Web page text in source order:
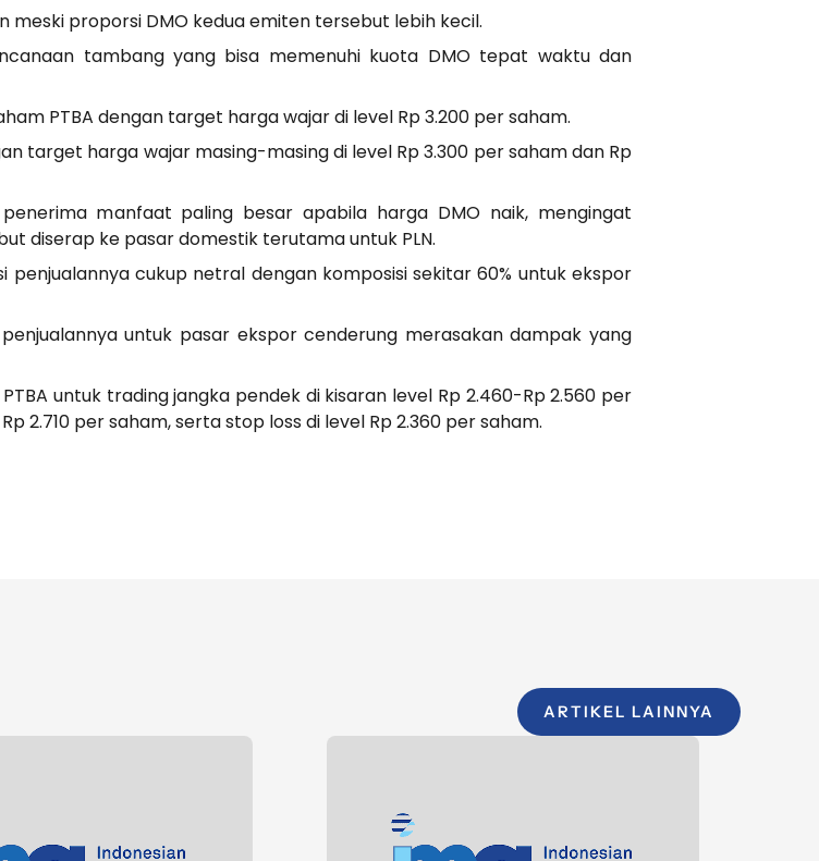
meski proporsi DMO kedua emiten tersebut lebih kecil.
tambang yang bisa memenuhi kuota DMO tepat waktu dan
PTBA dengan target harga wajar di level Rp 3.200 per saham.
target harga wajar masing-masing di level Rp 3.300 per saham dan Rp
manfaat paling besar apabila harga DMO naik, mengingat
diserap ke pasar domestik terutama untuk PLN.
penjualannya cukup netral dengan komposisi sekitar 60% untuk ekspor
untuk pasar ekspor cenderung merasakan dampak yang
untuk trading jangka pendek di kisaran level Rp 2.460-Rp 2.560 per
2.710 per saham, serta stop loss di level Rp 2.360 per saham.
ARTIKEL LAINNYA